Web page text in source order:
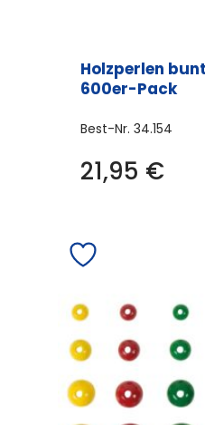
Holzperlen
600er-Pack
Best-Nr. 34.154
21,95 €